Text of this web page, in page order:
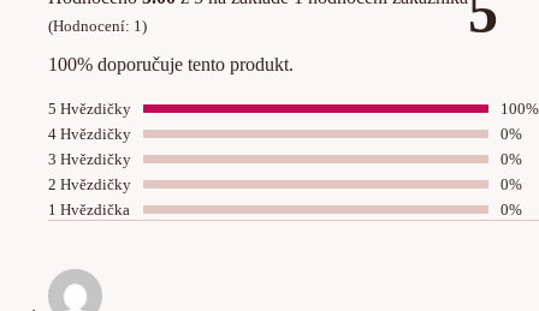
(Hodnocení: 1)
100% doporučuje tento produkt.
5 Hvězdičky
100%
4 Hvězdičky
0%
3 Hvězdičky
0%
2 Hvězdičky
0%
1 Hvězdička
0%